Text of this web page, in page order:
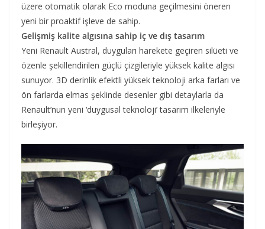
üzere otomatik olarak Eco moduna geçilmesini öneren
yeni bir proaktif işleve de sahip.
Gelişmiş kalite algısına sahip iç ve dış tasarım
Yeni Renault Austral, duyguları harekete geçiren silüeti ve
özenle şekillendirilen güçlü çizgileriyle yüksek kalite algısı
sunuyor. 3D derinlik efektli yüksek teknoloji arka farları ve
ön farlarda elmas şeklinde desenler gibi detaylarla da
Renault’nun yeni ‘duygusal teknoloji’ tasarım ilkeleriyle
birleşiyor.